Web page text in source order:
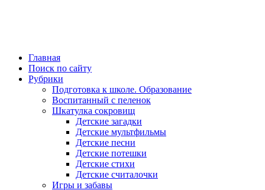
Главная
Поиск по сайту
Рубрики
Подготовка к школе. Образование
Воспитанный с пеленок
Шкатулка сокровищ
Детские загадки
Детские мультфильмы
Детские песни
Детские потешки
Детские стихи
Детские считалочки
Игры и забавы